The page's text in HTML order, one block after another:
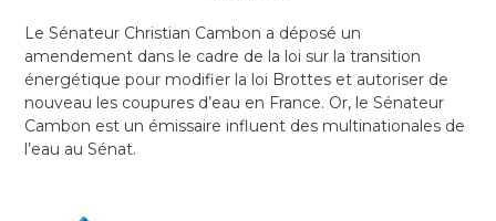
Le Sénateur Christian Cambon a déposé un
amendement dans le cadre de la loi sur la transition
énergétique pour modifier la loi Brottes et autoriser de
nouveau les coupures d’eau en France. Or, le Sénateur
Cambon est un émissaire influent des multinationales de
l’eau au Sénat.